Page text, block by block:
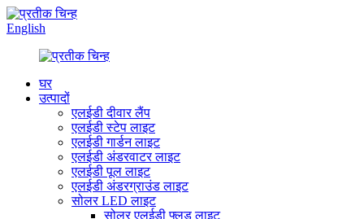
English
घर
उत्पादों
एलईडी दीवार लैंप
एलईडी स्टेप लाइट
एलईडी गार्डन लाइट
एलईडी अंडरवाटर लाइट
एलईडी पूल लाइट
एलईडी अंडरग्राउंड लाइट
सोलर LED लाइट
सोलर एलईडी फ्लड लाइट